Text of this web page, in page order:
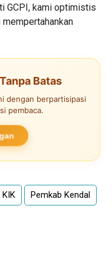
GCPI, kami optimistis
Batas
dengan berpartisipasi
pembaca.
KIK Pemkab Kendal